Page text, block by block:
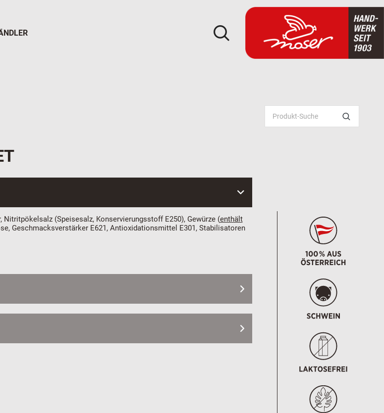
Nitritpökelsalz (Speisesalz, Konservierungsstoff E250), Gewürze (enthält
Geschmacksverstärker E621, Antioxidationsmittel E301, Stabilisatoren